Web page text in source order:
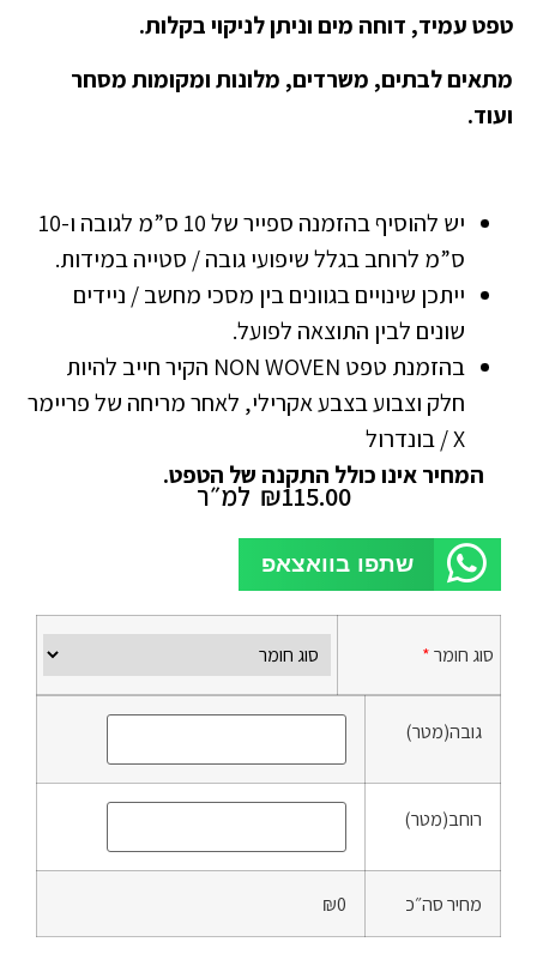
טפט עמיד, דוחה מים וניתן לניקוי בקלות.
מתאים לבתים, משרדים, מלונות ומקומות מסחר
ועוד.
יש להוסיף בהזמנה ספייר של 10 ס”מ לגובה ו-10
ס”מ לרוחב בגלל שיפועי גובה / סטייה במידות.
ייתכן שינויים בגוונים בין מסכי מחשב / ניידים
שונים לבין התוצאה לפועל.
בהזמנת טפט NON WOVEN הקיר חייב להיות
חלק וצבוע בצבע אקרילי, לאחר מריחה של פריימר
X / בונדרול
המחיר אינו כולל התקנה של הטפט.
₪115.00 למ״ר
שתפו בוואצאפ
סוג חומר*
גובה(מטר)
רוחב(מטר)
מחיר סה״כ ₪0